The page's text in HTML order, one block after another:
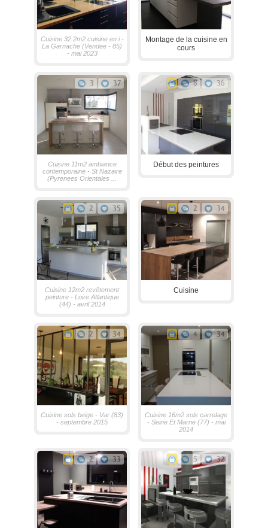
Cuisine 32.2m2 cuisine en i -
La Garnache (Vendee - 85)
- mai 2023
Montage de la cuisine en
cours
3 37
Cuisine 11m2 ambiance
contemporaine - St Nazaire
(Pyrenees Orientales ...
8 36
Début des peintures
2 35
Cuisine 12m2 revêtement
peinture - Loire Atlantique
(44) - avril 2014
2 34
Cuisine
2 34
Cuisine sols beige - Var (83)
- septembre 2015
4 34
Cuisine 16m2 sols carrelage
- Seine Et Marne (77) - mai
2014
2 33 5 32